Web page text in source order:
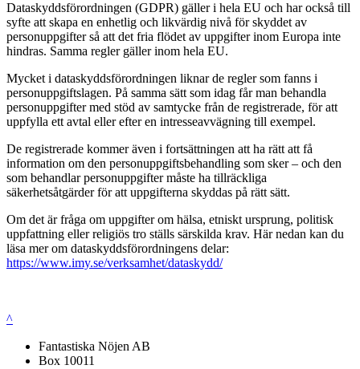
Dataskyddsförordningen (GDPR) gäller i hela EU och har också till
syfte att skapa en enhetlig och likvärdig nivå för skyddet av
personuppgifter så att det fria flödet av uppgifter inom Europa inte
hindras. Samma regler gäller inom hela EU.
Mycket i dataskyddsförordningen liknar de regler som fanns i
personuppgiftslagen. På samma sätt som idag får man behandla
personuppgifter med stöd av samtycke från de registrerade, för att
uppfylla ett avtal eller efter en intresseavvägning till exempel.
De registrerade kommer även i fortsättningen att ha rätt att få
information om den personuppgiftsbehandling som sker – och den
som behandlar personuppgifter måste ha tillräckliga
säkerhetsåtgärder för att uppgifterna skyddas på rätt sätt.
Om det är fråga om uppgifter om hälsa, etniskt ursprung, politisk
uppfattning eller religiös tro ställs särskilda krav. Här nedan kan du
läsa mer om dataskyddsförordningens delar:
https://www.imy.se/verksamhet/dataskydd/
^
Fantastiska Nöjen AB
Box 10011